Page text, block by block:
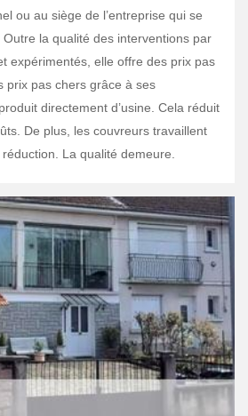
ou au siège de l’entreprise qui se
la qualité des interventions par
expérimentés, elle offre des prix pas
prix pas chers grâce à ses
directement d’usine. Cela réduit
De plus, les couvreurs travaillent
La qualité demeure.